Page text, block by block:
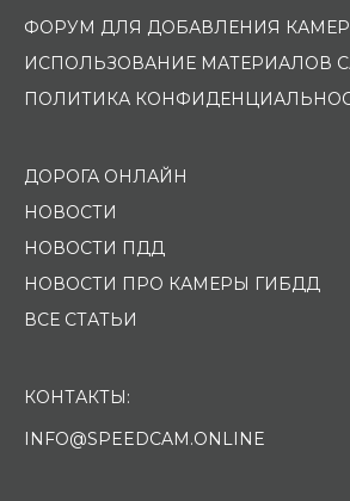
ФОРУМ ДЛЯ ДОБАВЛЕНИЯ КАМЕР
ИСПОЛЬЗОВАНИЕ МАТЕРИАЛОВ
ПОЛИТИКА
ДОРОГА ОНЛАЙН
НОВОСТИ
НОВОСТИ ПДД
НОВОСТИ ПРО КАМЕРЫ ГИБДД
ВСЕ СТАТЬИ
КОНТАКТЫ:
INFO@SPEEDCAM.ONLINE